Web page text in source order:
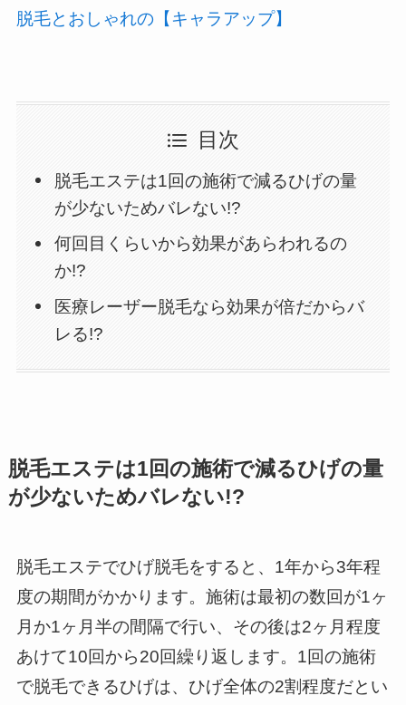
脱毛とおしゃれの【キャラアップ】
目次
脱毛エステは1回の施術で減るひげの量
が少ないためバレない!?
何回目くらいから効果があらわれるの
か!?
医療レーザー脱毛なら効果が倍だからバ
レる!?
脱毛エステは1回の施術で減るひげの量
が少ないためバレない!?
脱毛エステでひげ脱毛をすると、1年から3年程
度の期間がかかります。施術は最初の数回が1ヶ
月か1ヶ月半の間隔で行い、その後は2ヶ月程度
あけて10回から20回繰り返します。1回の施術
で脱毛できるひげは、ひげ全体の2割程度だとい